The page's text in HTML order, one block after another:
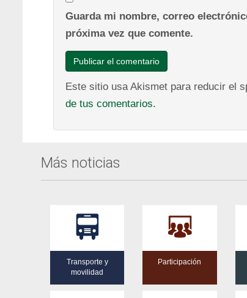
Guarda mi nombre, correo
próxima vez que comente.
Este sitio usa Akismet para reducir el
de tus comentarios.
Más noticias
Transporte y
movilidad
Participación